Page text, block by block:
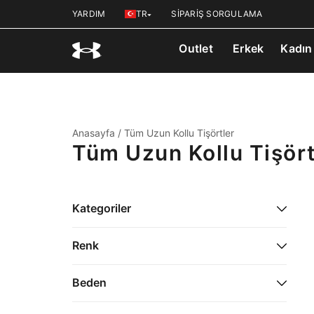
YARDIM TR SİPARİŞ SORGULAMA
Outlet Erkek Kadın
Tüm Uzun Kollu
Anasayfa / Tüm Uzun Kollu Tişörtler
Kategoriler
Erkek
Çocuk
Renk
Beden